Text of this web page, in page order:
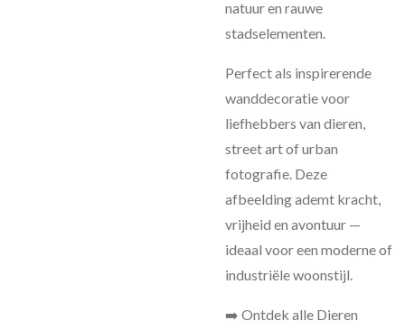
natuur en rauwe
stadselementen.
Perfect als inspirerende
wanddecoratie voor
liefhebbers van dieren,
street art of urban
fotografie. Deze
afbeelding ademt kracht,
vrijheid en avontuur —
ideaal voor een moderne of
industriële woonstijl.
➡️ Ontdek alle Dieren